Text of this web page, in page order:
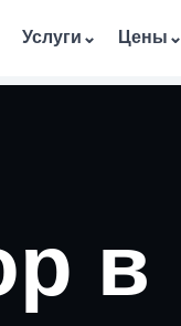
Услуги ⌄ Цены ⌄
в